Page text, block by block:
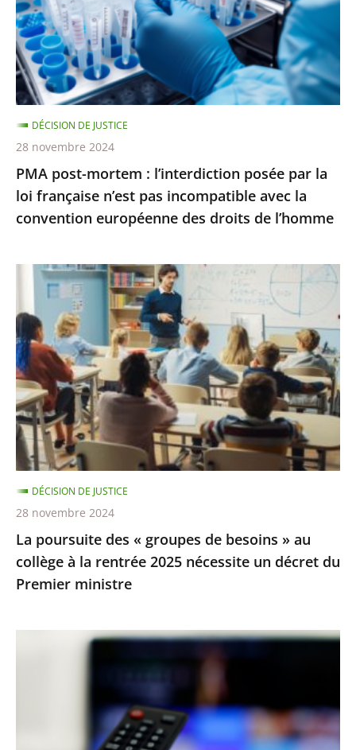
une
salle
pour
une
conféren...
posée
par
la
loi
française
n’est
pas
incompatible
avec
la
européenne
droits
de
l’homme
PMA post-mortem : l’interdiction posée par la
loi française n’est pas incompatible avec la
convention européenne des droits de l’homme
DÉCISION DE JUSTICE
28 novembre 2024
poursuite
des
«
groupes
de
besoins
»
au
collège
à
la
rentrée
2025
nécessite
décret
La poursuite des « groupes de besoins » au
collège à la rentrée 2025 nécessite un décret du
Premier ministre
DÉCISION DE JUSTICE
28 novembre 2024